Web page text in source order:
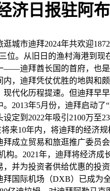
济日报驻阿
市迪拜2024年共欢迎1872
位。从旧日的渔村海港到
——迪拜酋长国的首府，也
，迪拜凭仗优胜的地舆和
代化历程提速。但迪拜早
2013年5月份，迪拜启动
定到2022年吸引2100万至
10年内，将迪拜的经济
成立贸易和旅逛推广委
构。2021年，迪拜将经济
并为投资者供给优惠的投
国际机场（DXB）已成为